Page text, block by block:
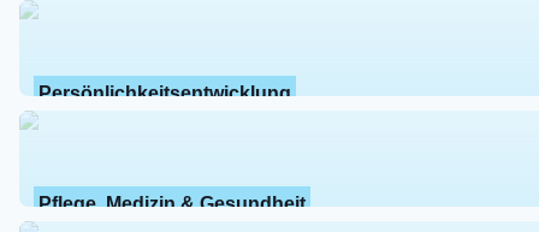
Persönlichkeitsentwicklung
Pflege, Medizin & Gesundheit